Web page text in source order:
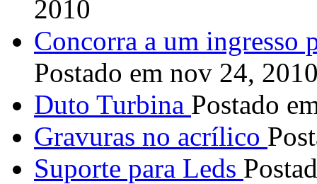
2010
Concorra a um ingresso
Postado em nov 24,
Duto Turbina Postado
Gravuras no acrílico
Suporte para Leds